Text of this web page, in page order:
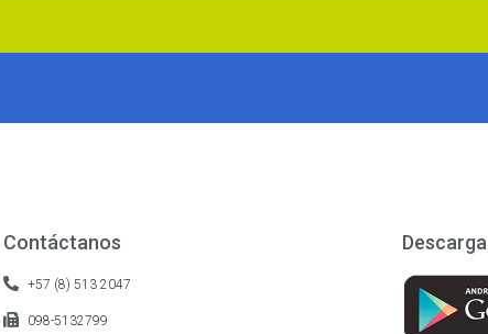
Contáctanos
+57 (8) 513 2047
098-5132799